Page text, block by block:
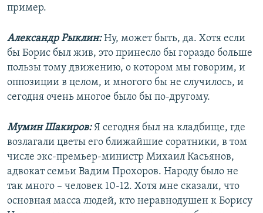
пример.
Александр Рыклин:Ну, может быть, да. Хотя если
бы Борис был жив, это принесло бы гораздо больше
пользы тому движению, о котором мы говорим, и
оппозиции в целом, и многого бы не случилось, и
сегодня очень многое было бы по-другому.
Мумин Шакиров:Я сегодня был на кладбище, где
возлагали цветы его ближайшие соратники, в том
числе экс-премьер-министр Михаил Касьянов,
адвокат семьи Вадим Прохоров. Народу было не
так много – человек 10-12. Хотя мне сказали, что
основная масса людей, кто неравнодушен к Борису